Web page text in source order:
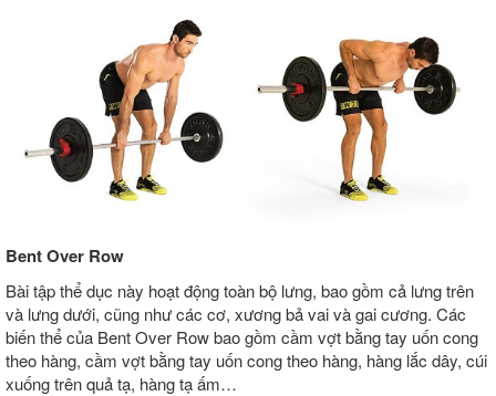
Bent Over Row
Bài tập thể dục này hoạt động toàn bộ lưng, bao gồm cả lưng trên
và lưng dưới, cũng như các cơ, xương bả vai và gai cương. Các
biến thể của Bent Over Row bao gồm cầm vợt bằng tay uốn cong
theo hàng, cầm vợt bằng tay uốn cong theo hàng, hàng lắc dây, cúi
xuống trên quả tạ, hàng tạ ấm…